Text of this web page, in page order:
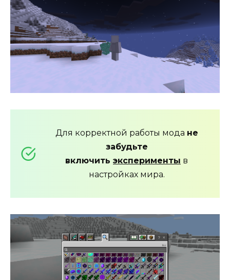
Для корректной работы мода не
забудьте
включить эксперименты в
настройках мира.